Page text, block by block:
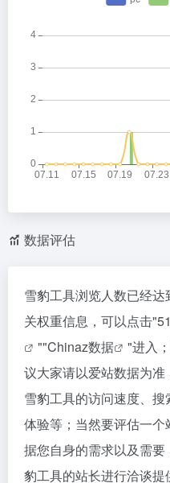
数据评估
雪豹工具浏览人数已经
关权重信息，可以点击"
""Chinaz数据
"进入
议大家请以爱站数据为准
雪豹工具的访问速度、
体验等；当然要评估一
据您自身的需求以及需
豹工具的站长进行洽谈